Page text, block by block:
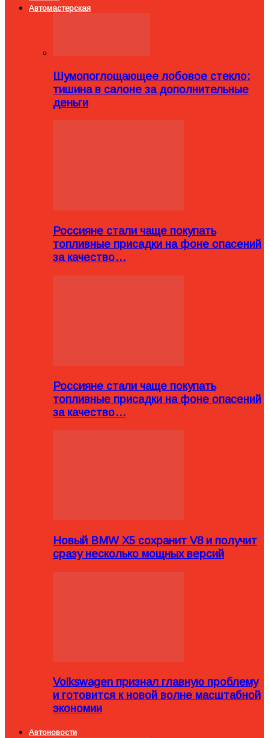
Автомастерская
Шумопоглощающее лобовое стекло:
тишина в салоне за дополнительные
деньги
Россияне стали чаще покупать
топливные присадки на фоне опасений
за качество…
Россияне стали чаще покупать
топливные присадки на фоне опасений
за качество…
Новый BMW X5 сохранит V8 и получит
сразу несколько мощных версий
Volkswagen признал главную проблему
и готовится к новой волне масштабной
экономии
Автоновости